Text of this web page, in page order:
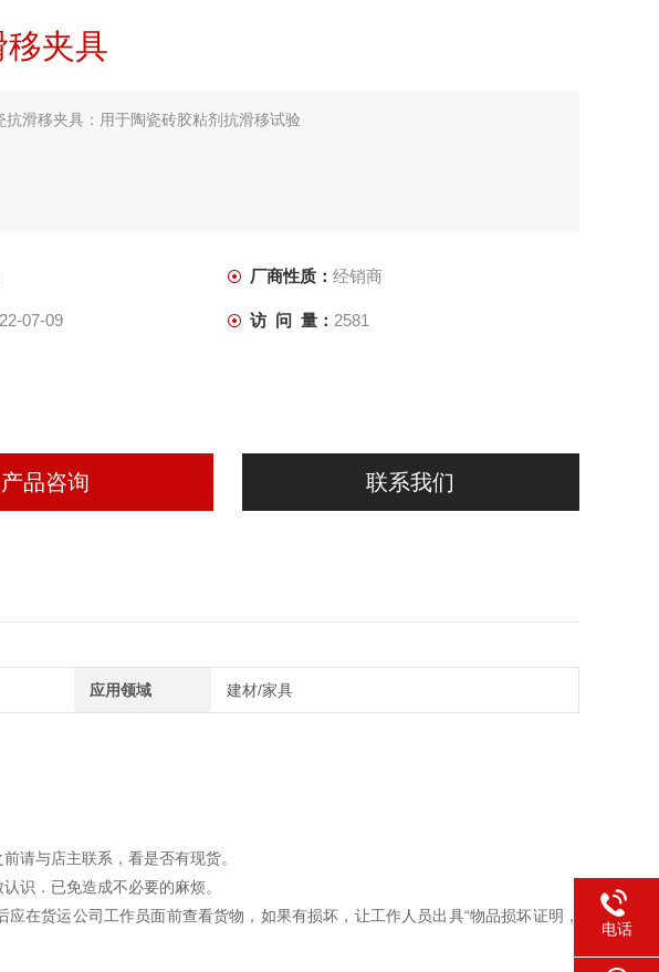
移夹具
抗滑移夹具：用于陶瓷砖胶粘剂抗滑移试验
厂商性质： 经销商
07-09 访 问 量： 2581
产品咨询 联系我们
应用领域 建材/家具
请与店主联系，看是否有现货。
识．已免造成不必要的麻烦。
在货运公司工作员面前查看货物，如果有损坏，让工作人员出具“物品损坏证明，
电话